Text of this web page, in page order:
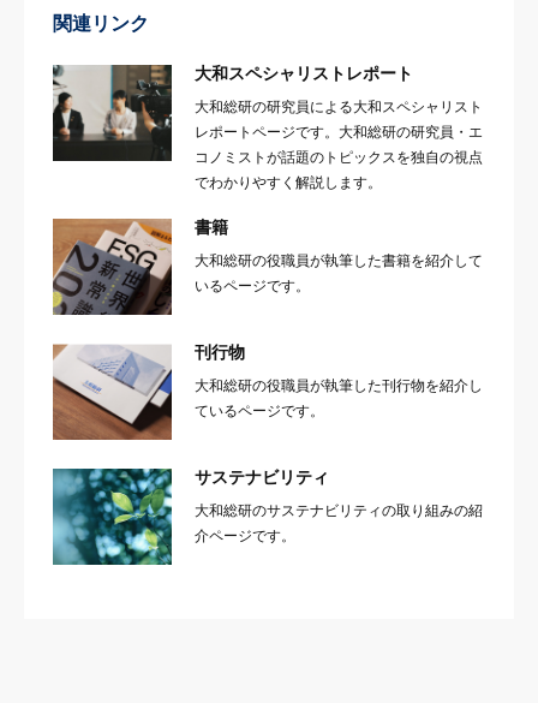
関連リンク
大和スペシャリストレポート
大和総研の研究員による大和スペシャリスト
レポートページです。大和総研の研究員・エ
コノミストが話題のトピックスを独自の視点
でわかりやすく解説します。
書籍
大和総研の役職員が執筆した書籍を紹介して
いるページです。
刊行物
大和総研の役職員が執筆した刊行物を紹介し
ているページです。
サステナビリティ
大和総研のサステナビリティの取り組みの紹
介ページです。